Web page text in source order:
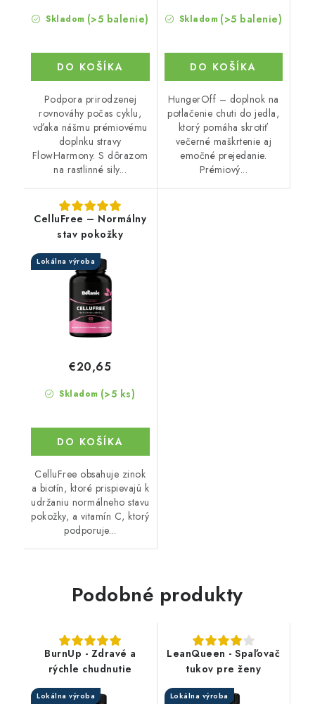
Skladom (>5 balenie)
DO KOŠÍKA
Podpora prirodzenej
rovnováhy počas cyklu,
vďaka nášmu prémiovému
doplnku stravy
FlowHarmony. S dôrazom
na rastlinné sily...
Skladom (>5 balenie)
DO KOŠÍKA
HungerOff – doplnok na
potlačenie chuti do jedla,
ktorý pomáha skrotiť
večerné maškrtenie aj
emočné prejedanie.
Prémiový...
CelluFree – Normálny
stav pokožky
Lokálna výroba
Skladom (>5 ks)
€20,65
DO KOŠÍKA
CelluFree obsahuje zinok
a biotín, ktoré prispievajú k
udržaniu normálneho stavu
pokožky, a vitamín C, ktorý
podporuje...
Podobné produkty
BurnUp - Zdravé a
rýchle chudnutie
Lokálna výroba
LeanQueen - Spaľovač
tukov pre ženy
Lokálna výroba